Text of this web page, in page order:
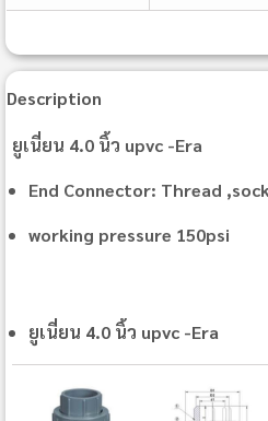
Description
ยูเนี่ยน 4.0 นิ้ว upvc -Era
End Connector: Thread
working pressure 150psi
ยูเนี่ยน 4.0 นิ้ว upvc -Era